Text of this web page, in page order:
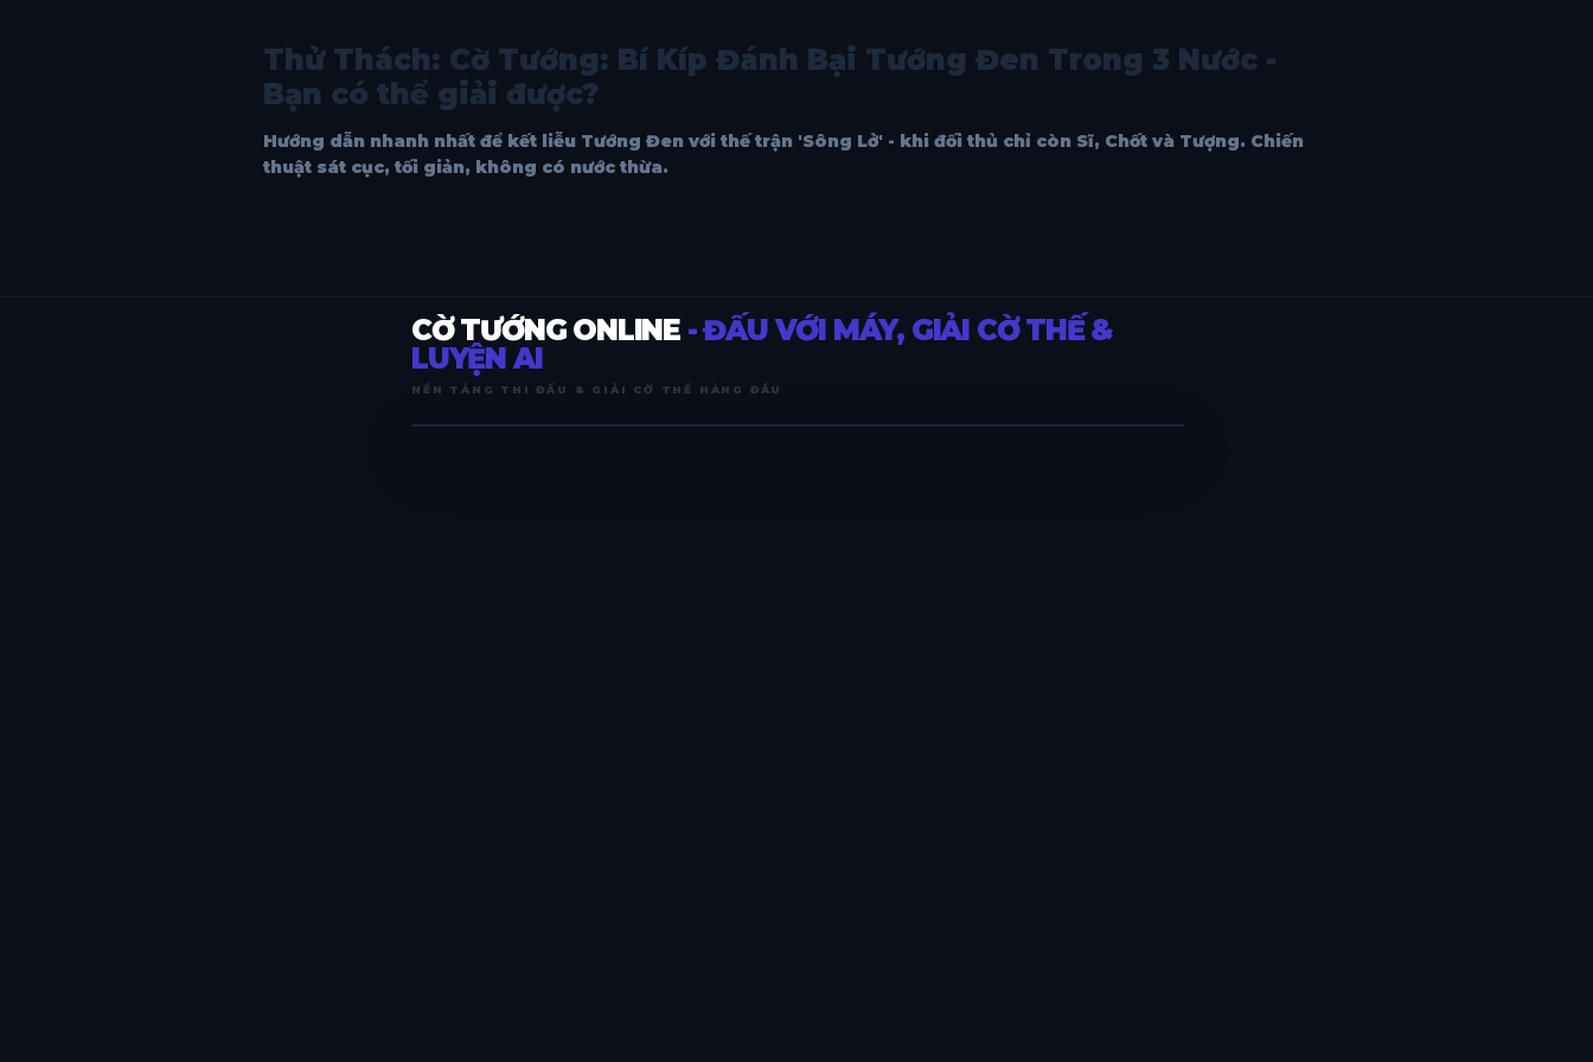
Thử Thách: Cờ Tướng: Bí Kíp Đánh Bại Tướng Đen Trong 3 Nước -
Bạn có thể giải được?
Hướng dẫn nhanh nhất để kết liễu Tướng Đen với thế trận 'Sông Lở' - khi đối thủ chỉ còn Sĩ, Chốt và Tượng. Chiến
thuật sát cục, tối giản, không có nước thừa.
CỜ TƯỚNG ONLINE - ĐẤU VỚI MÁY, GIẢI CỜ THẾ &
LUYỆN AI
NỀN TẢNG THI ĐẤU & GIẢI CỜ THẾ HÀNG ĐẦU